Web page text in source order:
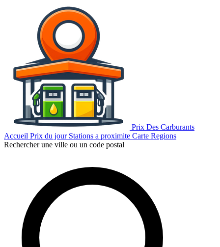
Prix Des Carburants
Accueil Prix du jour Stations a proximite Carte Regions
Rechercher une ville ou un code postal